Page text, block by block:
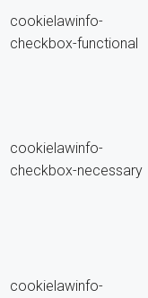
cookielawinfo-
checkbox-functional
cookielawinfo-
checkbox-necessary
cookielawinfo-